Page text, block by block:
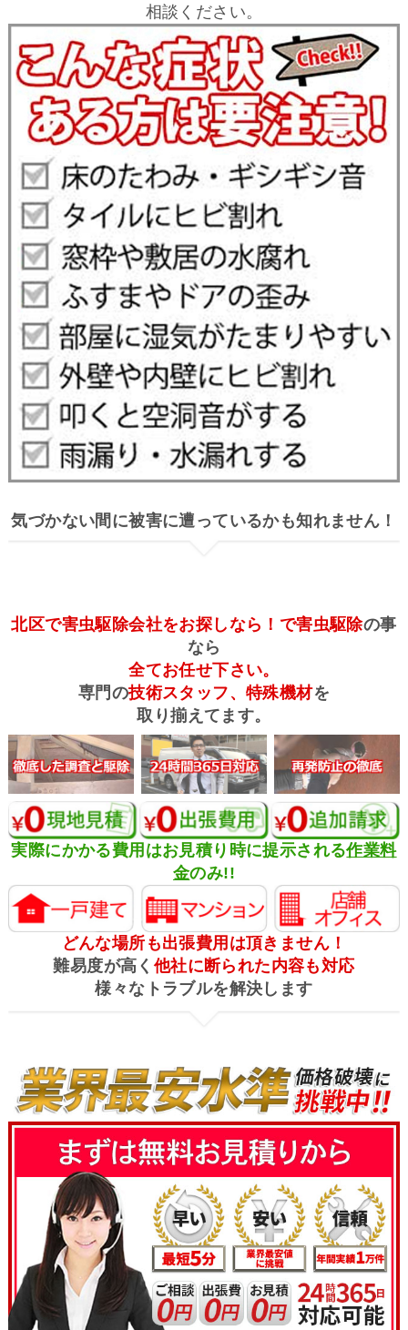
相談ください。
気づかない間に被害に遭っているかも知れません！
北区で害虫駆除会社をお探しなら！で害虫駆除の事
なら
全てお任せ下さい。
専門の技術スタッフ、特殊機材を
取り揃えてます。
実際にかかる費用はお見積り時に提示される作業料
金のみ!!
どんな場所も出張費用は頂きません！
難易度が高く 他社に断られた内容も対応
様々なトラブルを解決します